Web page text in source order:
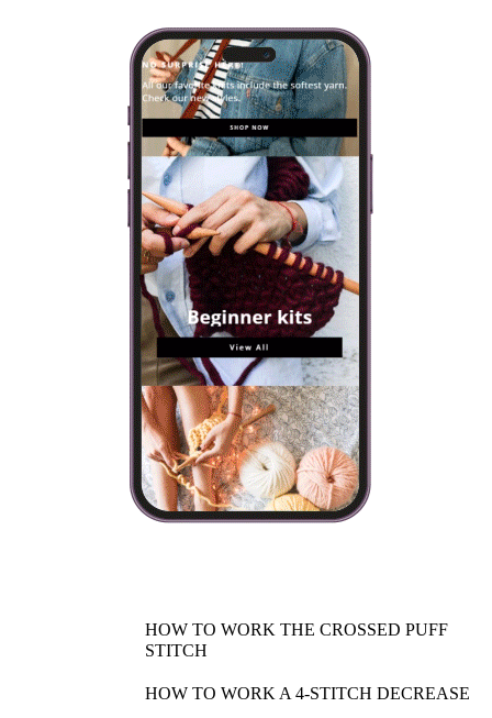
HOW TO WORK THE CROSSED PUFF
STITCH
HOW TO WORK A 4-STITCH DECREASE